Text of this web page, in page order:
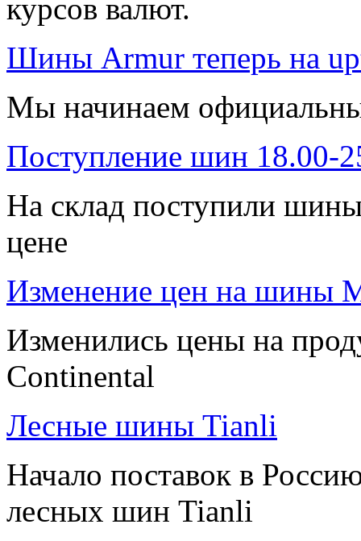
курсов валют.
Шины Armur теперь на
Мы начинаем
Поступление шин 18.00-
На склад поступили
цене
Изменение цен на шины
Изменились цены на
Continental
Лесные шины Tianli
Начало поставок в
лесных шин Tianli